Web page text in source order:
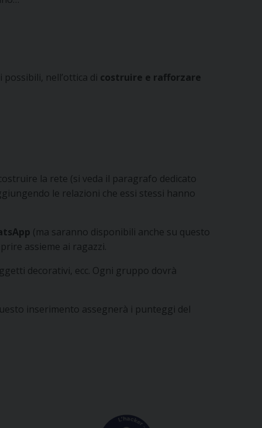
nell’ottica di costruire e rafforzare
la rete (si veda il paragrafo dedicato
le relazioni che essi stessi hanno
(ma saranno disponibili anche su questo
assieme ai ragazzi.
decorativi, ecc. Ogni gruppo dovrà
inserimento assegnerà i punteggi del